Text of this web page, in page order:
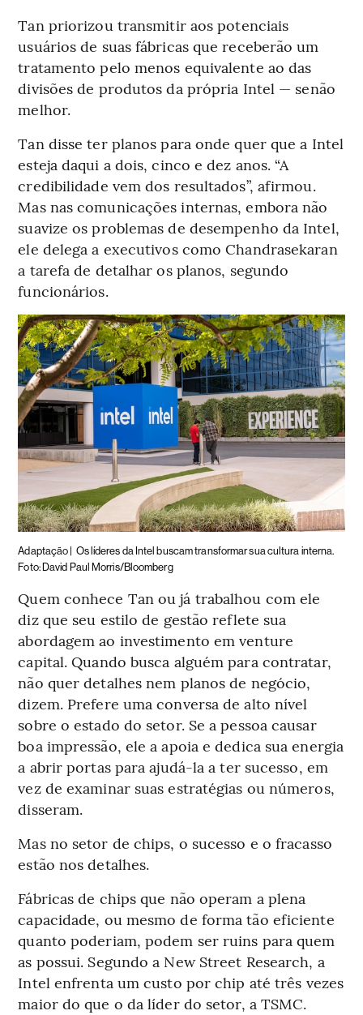
Tan priorizou transmitir aos potenciais
usuários de suas fábricas que receberão um
tratamento pelo menos equivalente ao das
divisões de produtos da própria Intel — senão
melhor.
Tan disse ter planos para onde quer que a Intel
esteja daqui a dois, cinco e dez anos. “A
credibilidade vem dos resultados”, afirmou.
Mas nas comunicações internas, embora não
suavize os problemas de desempenho da Intel,
ele delega a executivos como Chandrasekaran
a tarefa de detalhar os planos, segundo
funcionários.
Adaptação |
Os líderes da Intel buscam transformar sua cultura interna.
Foto: David Paul Morris/Bloomberg
Quem conhece Tan ou já trabalhou com ele
diz que seu estilo de gestão reflete sua
abordagem ao investimento em venture
capital. Quando busca alguém para contratar,
não quer detalhes nem planos de negócio,
dizem. Prefere uma conversa de alto nível
sobre o estado do setor. Se a pessoa causar
boa impressão, ele a apoia e dedica sua energia
a abrir portas para ajudá-la a ter sucesso, em
vez de examinar suas estratégias ou números,
disseram.
Mas no setor de chips, o sucesso e o fracasso
estão nos detalhes.
Fábricas de chips que não operam a plena
capacidade, ou mesmo de forma tão eficiente
quanto poderiam, podem ser ruins para quem
as possui. Segundo a New Street Research, a
Intel enfrenta um custo por chip até três vezes
maior do que o da líder do setor, a TSMC.